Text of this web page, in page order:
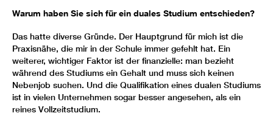
Warum haben Sie sich für ein duales Studium entschieden?
Das hatte diverse Gründe. Der Hauptgrund für mich ist die
Praxisnähe, die mir in der Schule immer gefehlt hat. Ein
weiterer, wichtiger Faktor ist der finanzielle: man bezieht
während des Studiums ein Gehalt und muss sich keinen
Nebenjob suchen. Und die Qualifikation eines dualen Studiums
ist in vielen Unternehmen sogar besser angesehen, als ein
reines Vollzeitstudium.